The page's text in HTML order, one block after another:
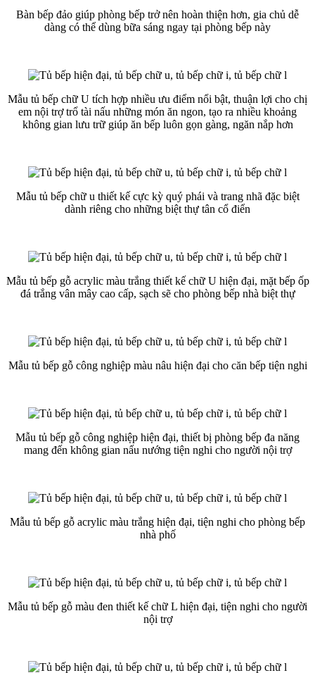
Bàn bếp đảo giúp phòng bếp trở nên hoàn thiện hơn, gia chủ dễ
dàng có thể dùng bữa sáng ngay tại phòng bếp này
Mẫu tủ bếp chữ U tích hợp nhiều ưu điểm nổi bật, thuận lợi cho chị
em nội trợ trổ tài nấu những món ăn ngon, tạo ra nhiều khoảng
không gian lưu trữ giúp ăn bếp luôn gọn gàng, ngăn nắp hơn
Mẫu tủ bếp chữ u thiết kế cực kỳ quý phái và trang nhã đặc biệt
dành riêng cho những biệt thự tân cổ điển
Mẫu tủ bếp gỗ acrylic màu trắng thiết kế chữ U hiện đại, mặt bếp ốp
đá trắng vân mây cao cấp, sạch sẽ cho phòng bếp nhà biệt thự
Mẫu tủ bếp gỗ công nghiệp màu nâu hiện đại cho căn bếp tiện nghi
Mẫu tủ bếp gỗ công nghiệp hiện đại, thiết bị phòng bếp đa năng
mang đến không gian nấu nướng tiện nghi cho người nội trợ
Mẫu tủ bếp gỗ acrylic màu trắng hiện đại, tiện nghi cho phòng bếp
nhà phố
Mẫu tủ bếp gỗ màu đen thiết kế chữ L hiện đại, tiện nghi cho người
nội trợ